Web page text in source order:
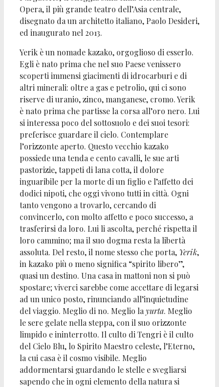
Opera, il più grande teatro dell’Asia centrale,
disegnato da un architetto italiano, Paolo Desideri,
ed inaugurato nel 2013.
Yerik è un nomade kazako, orgoglioso di esserlo.
Egli è nato prima che nel suo Paese venissero
scoperti immensi giacimenti di idrocarburi e di
altri minerali: oltre a gas e petrolio, qui ci sono
riserve di uranio, zinco, manganese, cromo. Yerik
è nato prima che partisse la corsa all’oro nero. Lui
si interessa poco del sottosuolo e dei suoi tesori:
preferisce guardare il cielo. Contemplare
l’orizzonte aperto. Questo vecchio kazako
possiede una tenda e cento cavalli, le sue arti
pastorizie, tappeti di lana cotta, il dolore
inguaribile per la morte di un figlio e l’affetto dei
dodici nipoti, che oggi vivono tutti in città. Ogni
tanto vengono a trovarlo, cercando di
convincerlo, con molto affetto e poco successo, a
trasferirsi da loro. Lui li ascolta, perché rispetta il
loro cammino; ma il suo dogma resta la libertà
assoluta. Del resto, il nome stesso che porta, Yerik,
in kazako più o meno significa “spirito libero”,
quasi un destino. Una casa in mattoni non si può
spostare; viverci sarebbe come accettare di legarsi
ad un unico posto, rinunciando all’inquietudine
del viaggio. Meglio di no. Meglio la yurta. Meglio
le sere gelate nella steppa, con il suo orizzonte
limpido e ininterrotto. Il culto di Tengri è il culto
del Cielo Blu, lo Spirito Maestro celeste, l’Eterno,
la cui casa è il cosmo visibile. Meglio
addormentarsi guardando le stelle e svegliarsi
sapendo che in ogni elemento della natura si